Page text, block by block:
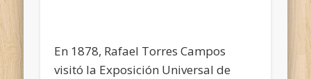
En 1878, Rafael Torres Campos
visitó la Exposición Universal de